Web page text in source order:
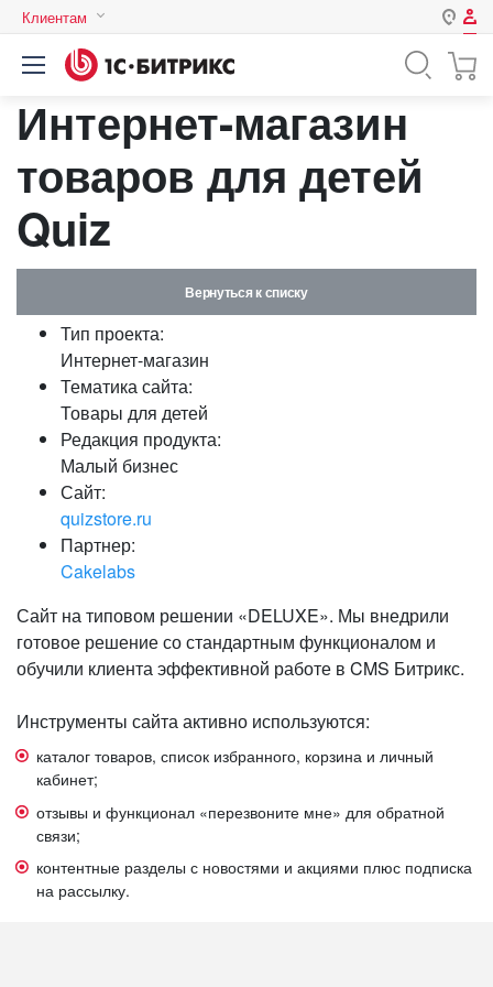
Клиентам
Казахстан
Авторизация
Логин
Запомнить меня на этом
Забыли свой пароль?
или войдите с помощью
Интернет-магазин
товаров для детей
Quiz
Вернуться к списку
Тип проекта:
Интернет-магазин
Тематика сайта:
Товары для детей
Редакция продукта:
Малый бизнес
Сайт:
quizstore.ru
Партнер:
Cakelabs
Сайт на типовом решении «DELUXE». Мы внедрили
готовое решение со стандартным функционалом и
обучили клиента эффективной работе в CMS Битрикс.
Инструменты сайта активно используются:
каталог товаров, список избранного, корзина и личный
кабинет;
отзывы и функционал «перезвоните мне» для обратной
связи;
контентные разделы с новостями и акциями плюс подписка
на рассылку.